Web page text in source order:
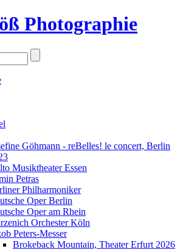
ß Photographie
Göhmann - reBelles! le concert, Berlin
Musiktheater Essen
Petras
Philharmoniker
Oper Berlin
Oper am Rhein
Orchester Köln
Peters-Messer
Brokeback Mountain, Theater Erfurt 2026